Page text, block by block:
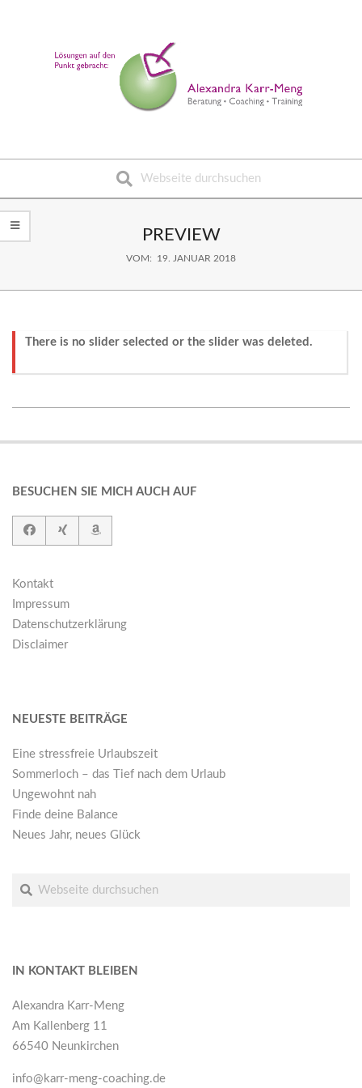
Secondary
Navigation
PREVIEW
VOM: 19. JANUAR 2018
There is no slider selected or the slider was deleted.
01-
BESUCHEN SIE MICH AUCH AUF
Kontakt
Impressum
Datenschutzerklärung
Disclaimer
NEUESTE BEITRÄGE
Eine stressfreie Urlaubszeit
Sommerloch – das Tief nach dem Urlaub
Ungewohnt nah
Finde deine Balance
Neues Jahr, neues Glück
Suche
IN KONTAKT BLEIBEN
Alexandra Karr-Meng
Am Kallenberg 11
66540 Neunkirchen
info@karr-meng-coaching.de